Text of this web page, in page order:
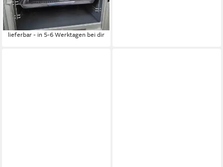
8,00 kW Nennwärmeleistung
Produktdatenblatt
1.499,00 €
lieferbar - in 5-6 Werktagen bei dir